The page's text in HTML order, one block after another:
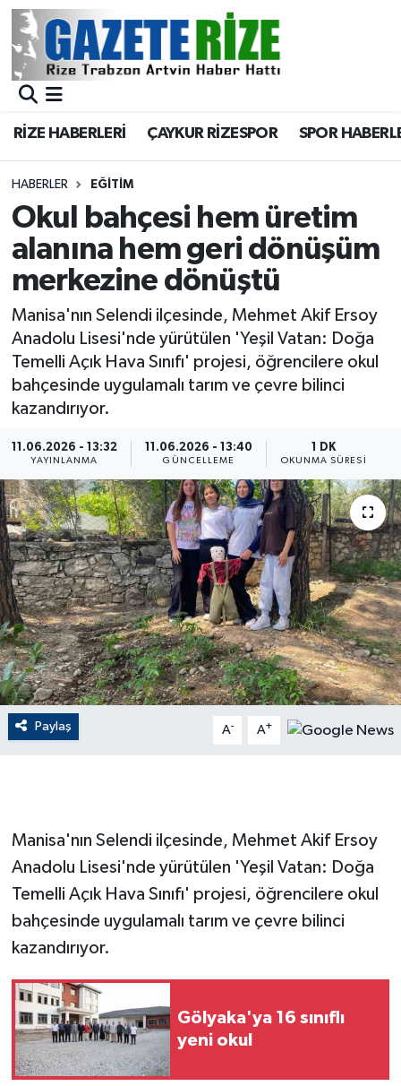
RİZE HABERLERİ ÇAYKUR RİZESPOR SPOR
HABERLER EĞİTİM
Okul bahçesi hem üretim
alanına hem geri dönüşüm
merkezine dönüştü
Manisa'nın Selendi ilçesinde, Mehmet Akif Ersoy
Anadolu Lisesi'nde yürütülen 'Yeşil Vatan: Doğa
Temelli Açık Hava Sınıfı' projesi, öğrencilere okul
bahçesinde uygulamalı tarım ve çevre bilinci
kazandırıyor.
11.06.2026 - 13:32
YAYINLANMA
11.06.2026 - 13:40
GÜNCELLEME
1 DK
OKUNMA SÜRESI
Paylaş A- A+
Manisa'nın Selendi ilçesinde, Mehmet Akif Ersoy
Anadolu Lisesi'nde yürütülen 'Yeşil Vatan: Doğa
Temelli Açık Hava Sınıfı' projesi, öğrencilere okul
bahçesinde uygulamalı tarım ve çevre bilinci
kazandırıyor.
Gölyaka'ya 16 sınıflı
yeni okul
BÖLGEMİZ
Asayiş
Rize Jandarma Komutanlığı
Bilim Teknoloji
Advertising news
Canlı Maç
Dış Haberler
Dünya
EĞİTİM
EKONOMİ
English News
Finans
GENEL
GÜNDEM
HABERDE İNSAN
İNSAN
İş Dünyası
Merkez Nöbetçi Eczaneler
Merkez Trafik Yoğunluk Haritası
Süper Lig Puan Durumu ve Fikstür
Tüm Manşetler
Haber Arşivi